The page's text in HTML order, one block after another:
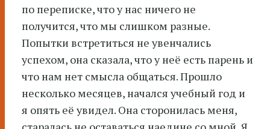
по переписке, что у нас ничего не
получится, что мы слишком разные.
Попытки встретиться не увенчались
успехом, она сказала, что у неё есть парень и
что нам нет смысла общаться. Прошло
несколько месяцев, начался учебный год и
я опять её увидел. Она сторонилась меня,